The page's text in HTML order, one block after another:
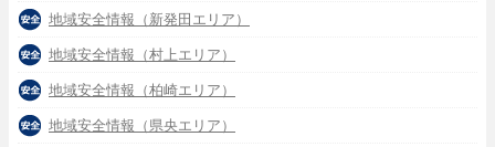
地域安全情報（新発田エリア）
地域安全情報（村上エリア）
地域安全情報（柏崎エリア）
地域安全情報（県央エリア）